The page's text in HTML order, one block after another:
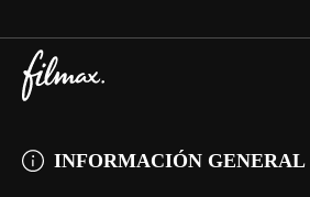
INFORMACIÓN GENERAL